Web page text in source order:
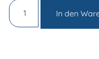
In den